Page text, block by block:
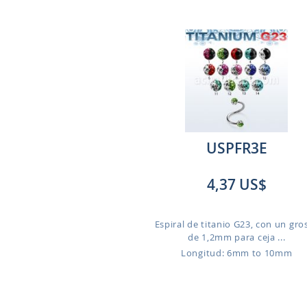
USPFR3E
4,37 US$
Espiral de titanio G23, con un
de 1,2mm para ceja ...
Longitud: 6mm to 10mm